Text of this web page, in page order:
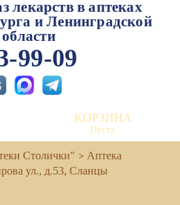
лекарств в аптеках
и Ленинградской
области
99-09
КОРЗИНА
Пуста
Столички"
Аптека
ул., д.53, Сланцы